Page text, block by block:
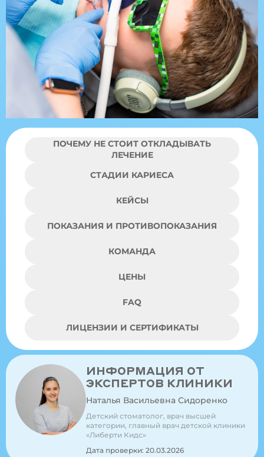
ПОЧЕМУ НЕ СТОИТ ОТКЛАДЫВАТЬ
ЛЕЧЕНИЕ
СТАДИИ КАРИЕСА
КЕЙСЫ
ПОКАЗАНИЯ И ПРОТИВОПОКАЗАНИЯ
КОМАНДА
ЦЕНЫ
FAQ
ЛИЦЕНЗИИ И СЕРТИФИКАТЫ
ИНФОРМАЦИЯ ОТ
ЭКСПЕРТОВ КЛИНИКИ
Наталья Васильевна Сидоренко
Детский стоматолог, врач высшей
категории, главный врач детской клиники
«Либерти Кидс»
Дата проверки: 20.03.2026